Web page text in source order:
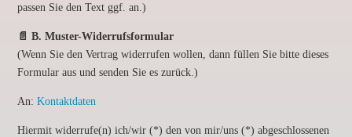
passen Sie den Text ggf. an.)
📄 B. Muster-Widerrufsformular
(Wenn Sie den Vertrag widerrufen wollen, dann füllen Sie bitte dieses
Formular aus und senden Sie es zurück.)
An: Kontaktdaten
Hiermit widerrufe(n) ich/wir (*) den von mir/uns (*) abgeschlossenen